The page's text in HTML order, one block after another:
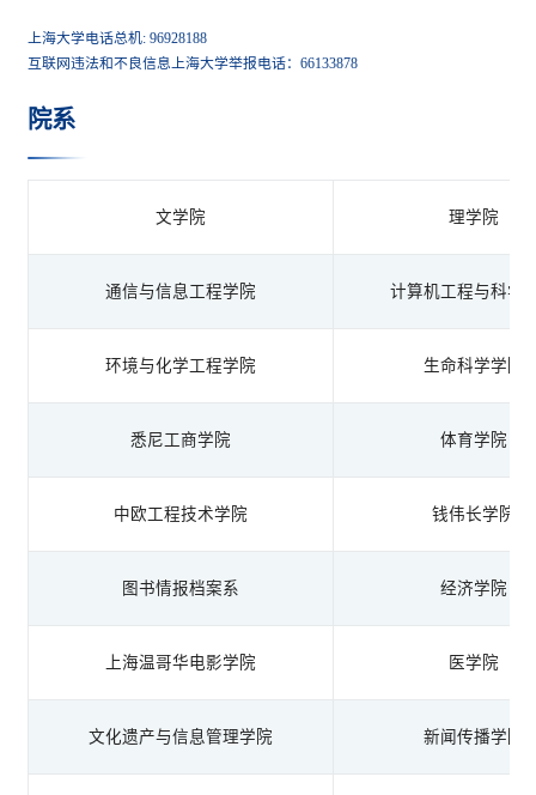
上海大学电话总机: 96928188
互联网违法和不良信息上海大学举报电话：66133878
院系
文学院 理学院
通信与信息工程学院 计算机工程与科学
环境与化学工程学院 生命科学学院
悉尼工商学院 体育学院
中欧工程技术学院 钱伟长学院
图书情报档案系 经济学院
上海温哥华电影学院 医学院
文化遗产与信息管理学院 新闻传播学院